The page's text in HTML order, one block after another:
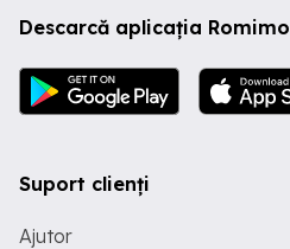
Descarcă aplicația Romimo
Suport clienți
Ajutor